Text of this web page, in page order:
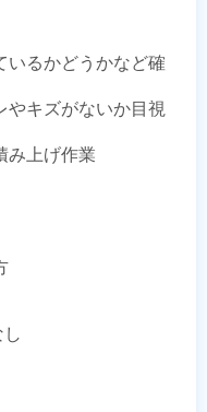
いるかどうかなど確
やキズがないか目視
み上げ作業